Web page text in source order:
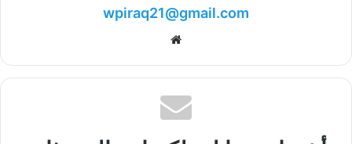
wpiraq21@gmail.com